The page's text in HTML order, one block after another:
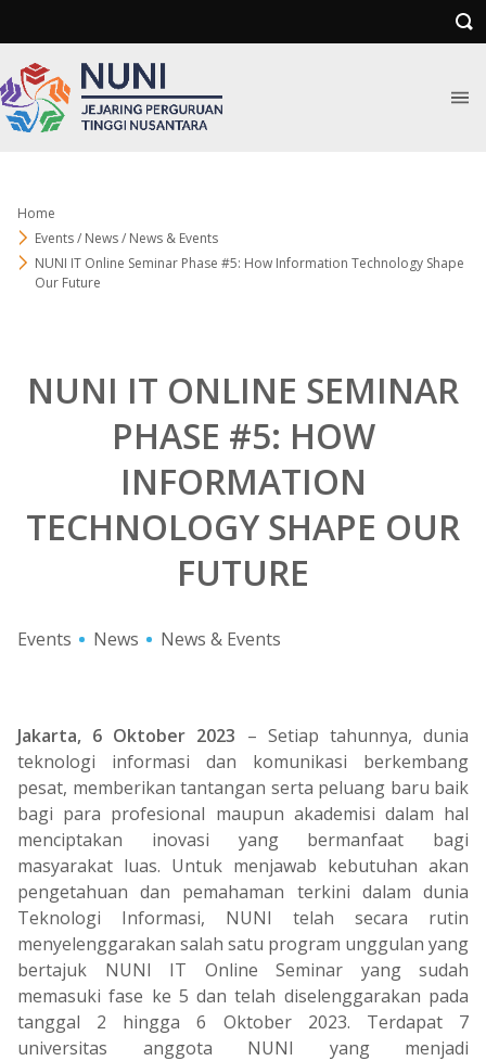
Home
Events / News / News & Events
NUNI IT Online Seminar Phase #5: How Information Technology Shape
Our Future
NUNI IT ONLINE SEMINAR
PHASE #5: HOW
INFORMATION
TECHNOLOGY SHAPE OUR
FUTURE
Events News News & Events
Jakarta, 6 Oktober 2023 – Setiap tahunnya, dunia
teknologi informasi dan komunikasi berkembang
pesat, memberikan tantangan serta peluang baru baik
bagi para profesional maupun akademisi dalam hal
menciptakan inovasi yang bermanfaat bagi
masyarakat luas. Untuk menjawab kebutuhan akan
pengetahuan dan pemahaman terkini dalam dunia
Teknologi Informasi, NUNI telah secara rutin
menyelenggarakan salah satu program unggulan yang
bertajuk NUNI IT Online Seminar yang sudah
memasuki fase ke 5 dan telah diselenggarakan pada
tanggal 2 hingga 6 Oktober 2023. Terdapat 7
universitas anggota NUNI yang menjadi